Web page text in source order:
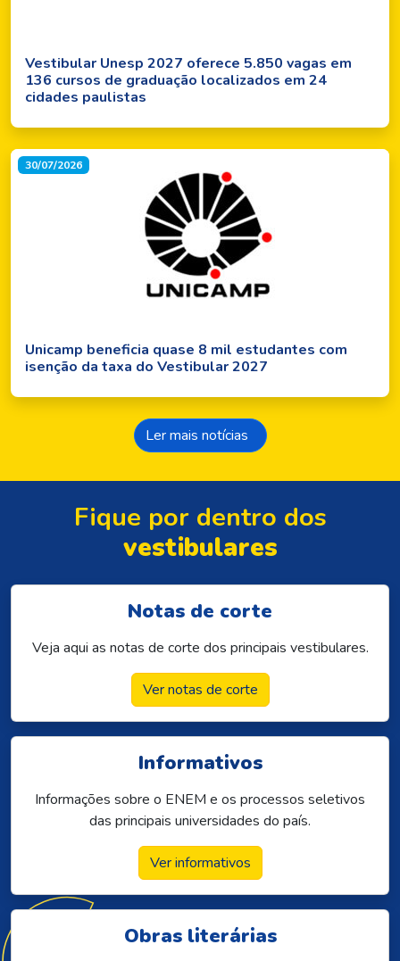
Vestibular Unesp 2027 oferece 5.850 vagas em
136 cursos de graduação localizados em 24
cidades paulistas
30/07/2026
Unicamp beneficia quase 8 mil estudantes com
isenção da taxa do Vestibular 2027
Ler mais notícias
Fique por dentro dos
vestibulares
Notas de corte
Veja aqui as notas de corte dos principais vestibulares.
Ver notas de corte
Informativos
Informações sobre o ENEM e os processos seletivos
das principais universidades do país.
Ver informativos
Obras literárias